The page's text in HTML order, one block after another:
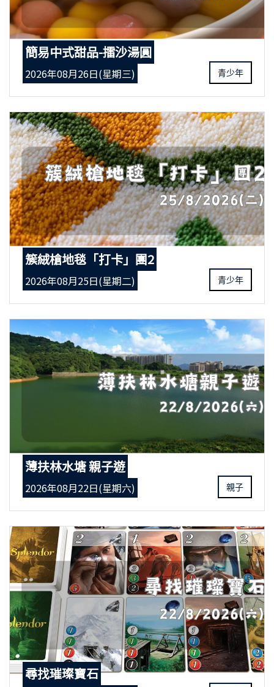
簡易中式甜品-擂沙湯圓
2026年08月26日(星期三) 青少年
簇絨槍地毯「打卡」團2
2026年08月25日(星期二) 青少年
薄扶林水塘 親子遊
2026年08月22日(星期六) 親子
尋找璀璨寶石